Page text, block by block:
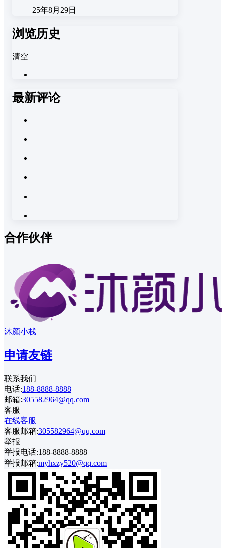
25年8月29日
浏览历史
清空
最新评论
合作伙伴
沐颜小栈
申请友链
联系我们
电话:188-8888-8888
邮箱:305582964@qq.com
客服
在线客服
客服邮箱:305582964@qq.com
举报
举报电话:188-8888-8888
举报邮箱:myhxzy520@qq.com